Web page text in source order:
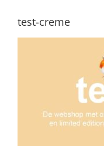
test-creme